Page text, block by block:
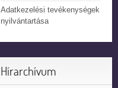
Adatkezelési tevékenységek
nyilvántartása
Hírarchívum